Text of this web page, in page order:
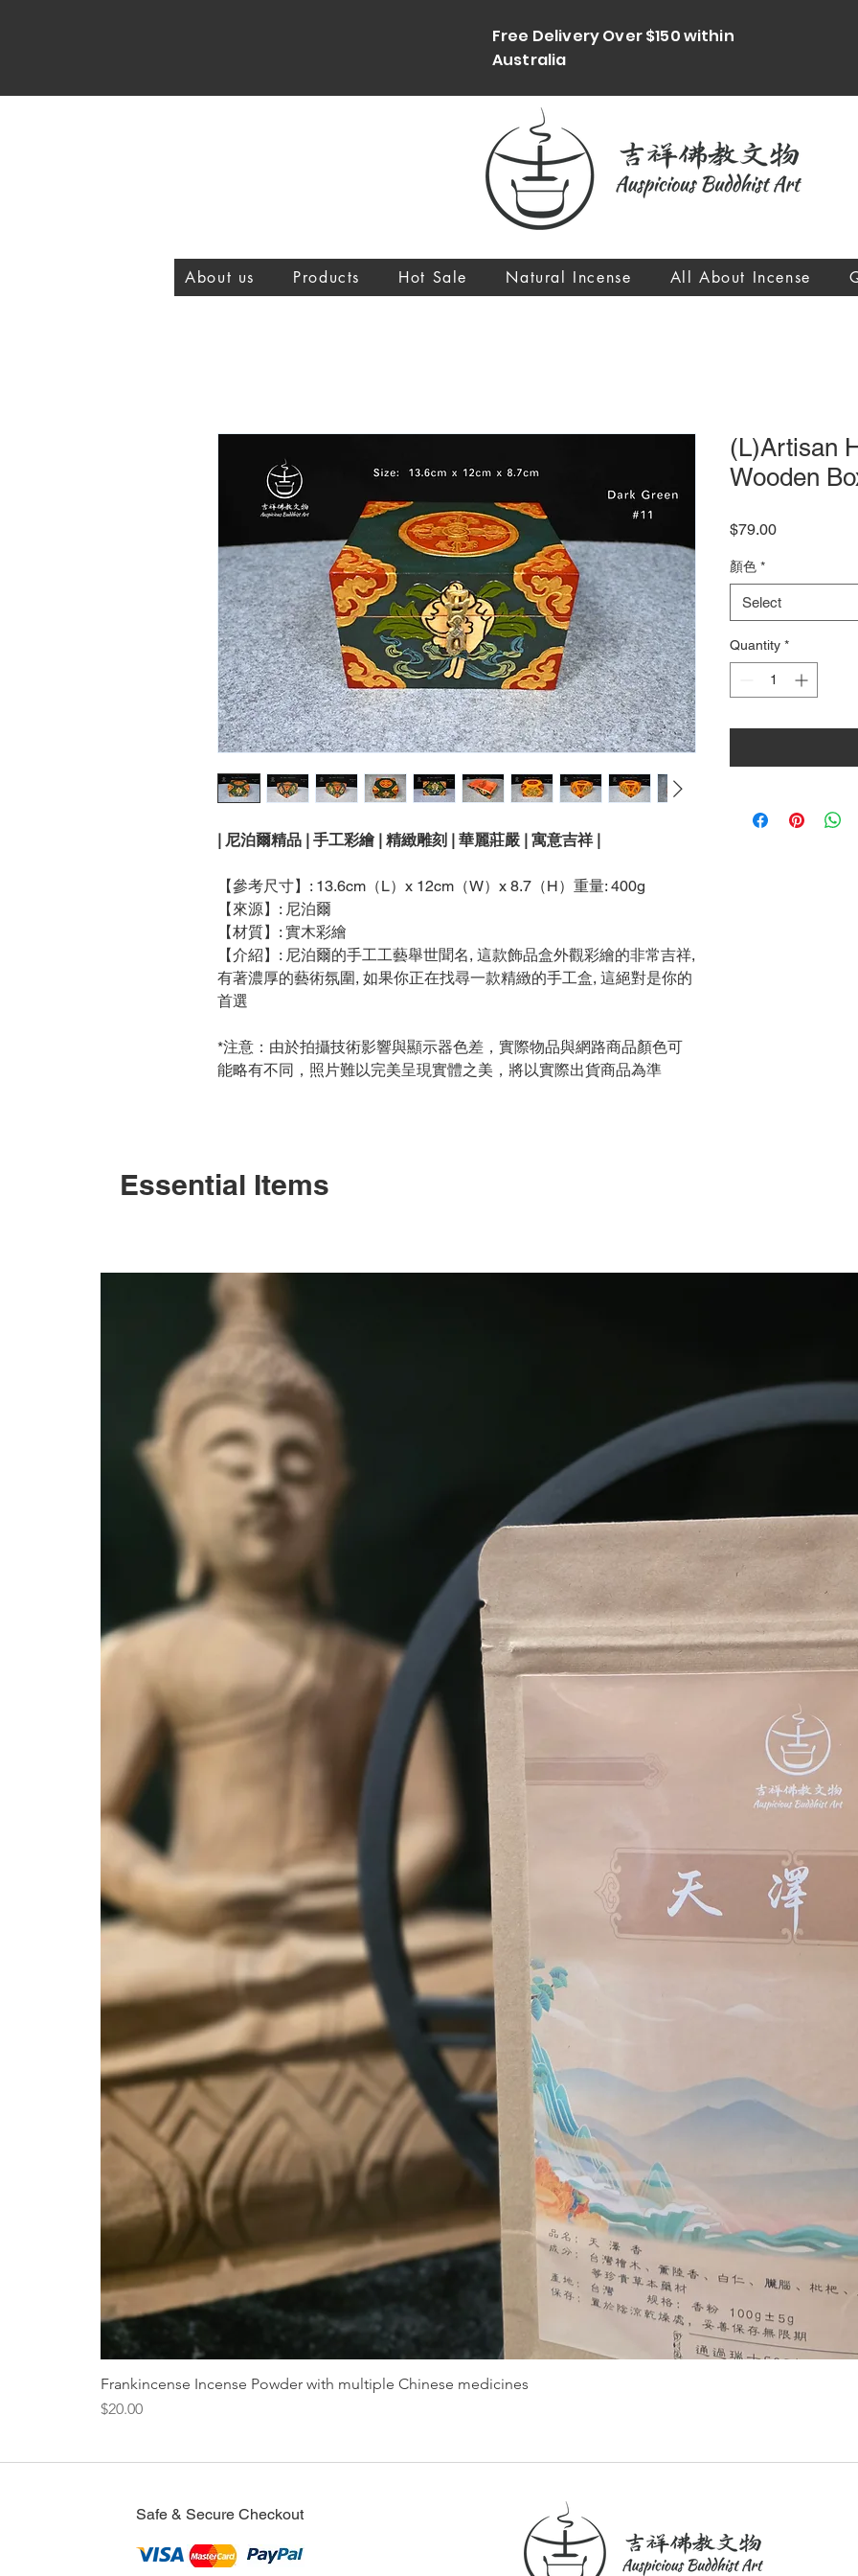
Free Delivery Over $150 within
Australia
About us Products Hot Sale Natural Incense All About Incense
| 尼泊爾精品 | 手工彩繪 | 精緻雕刻 | 華麗莊嚴 | 寓意吉祥 |
【參考尺寸】: 13.6cm（L）x 12cm（W）x 8.7（H）重量: 400g
【來源】: 尼泊爾
【材質】: 實木彩繪
【介紹】: 尼泊爾的手工工藝舉世聞名, 這款飾品盒外觀彩繪的非常吉祥,
有著濃厚的藝術氛圍, 如果你正在找尋一款精緻的手工盒, 這絕對是你的
首選
*注意：由於拍攝技術影響與顯示器色差，實際物品與網路商品顏色可
能略有不同，照片難以完美呈現實體之美，將以實際出貨商品為準
(L)Artisan
Wooden
$79.00Price
顏色 *
Select
Quantity *
Essential Items
Frankincense Incense Powder with multiple Chinese medicines
Price
$20.00
Safe & Secure Checkout